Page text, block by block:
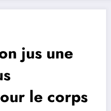
jus une
le corps